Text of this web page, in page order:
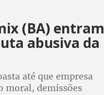
(BA) entram
abusiva da
até que empresa
moral, demissões